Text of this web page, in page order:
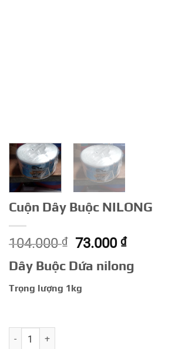
Cuộn Dây Buộc NILONG
104.000₫
Giá
là:
104.000 ₫.
73.000₫Giá
tại
Dây Buộc Dứa nilong
Trọng lượng 1kg
Cuộn Dây Buộc NILONG số lượng